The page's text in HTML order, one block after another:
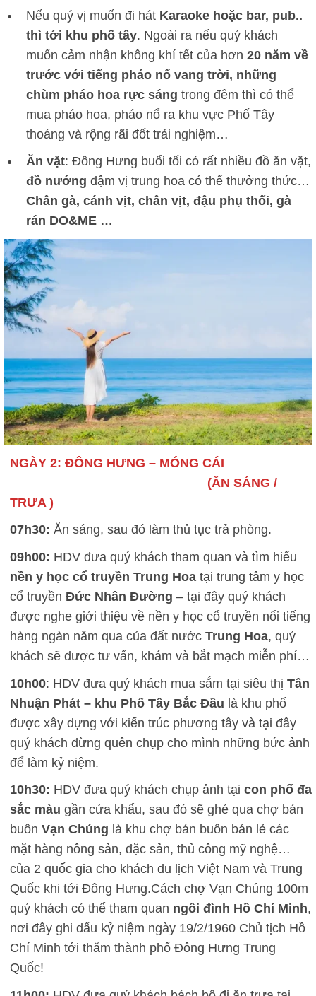
Nếu quý vị muốn đi hát Karaoke hoặc bar, pub..
thì tới khu phố tây. Ngoài ra nếu quý khách
muốn cảm nhận không khí tết của hơn 20 năm về
trước với tiếng pháo nổ vang trời, những
chùm pháo hoa rực sáng trong đêm thì có thể
mua pháo hoa, pháo nổ ra khu vực Phố Tây
thoáng và rộng rãi đốt trải nghiệm…
Ăn vặt: Đông Hưng buổi tối có rất nhiều đồ ăn vặt,
đồ nướng đậm vị trung hoa có thể thưởng thức…
Chân gà, cánh vịt, chân vịt, đậu phụ thối, gà
rán DO&ME …
NGÀY 2: ĐÔNG HƯNG – MÓNG CÁI
(ĂN SÁNG /
TRƯA )
07h30: Ăn sáng, sau đó làm thủ tục trả phòng.
09h00: HDV đưa quý khách tham quan và tìm hiểu
nền y học cổ truyền Trung Hoatại trung tâm y học
cổ truyền Đức Nhân Đường – tại đây quý khách
được nghe giới thiệu về nền y học cổ truyền nổi tiếng
hàng ngàn năm qua của đất nước Trung Hoa, quý
khách sẽ được tư vấn, khám và bắt mạch miễn phí…
10h00: HDV đưa quý khách mua sắm tại siêu thị Tân
Nhuận Phát – khu Phố Tây Bắc Đầu là khu phố
được xây dựng với kiến trúc phương tây và tại đây
quý khách đừng quên chụp cho mình những bức ảnh
để làm kỷ niệm.
10h30: HDV đưa quý khách chụp ảnh tại con phố đa
sắc màu gần cửa khẩu, sau đó sẽ ghé qua chợ bán
buôn Vạn Chúng là khu chợ bán buôn bán lẻ các
mặt hàng nông sản, đặc sản, thủ công mỹ nghệ…
của 2 quốc gia cho khách du lịch Việt Nam và Trung
Quốc khi tới Đông Hưng.Cách chợ Vạn Chúng 100m
quý khách có thể tham quan ngôi đình Hồ Chí Minh,
nơi đây ghi dấu kỷ niệm ngày 19/2/1960 Chủ tịch Hồ
Chí Minh tới thăm thành phố Đông Hưng Trung
Quốc!